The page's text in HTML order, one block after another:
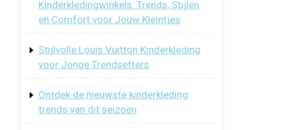
Kinderkledingwinkels: Trends, Stijlen
en Comfort voor Jouw Kleintjes
Stijlvolle Louis Vuitton Kinderkleding
voor Jonge Trendsetters
Ontdek de nieuwste kinderkleding
trends van dit seizoen